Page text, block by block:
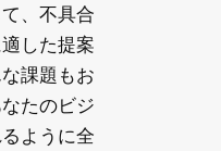
、不具合
した提案
課題もお
たのビジ
ように全